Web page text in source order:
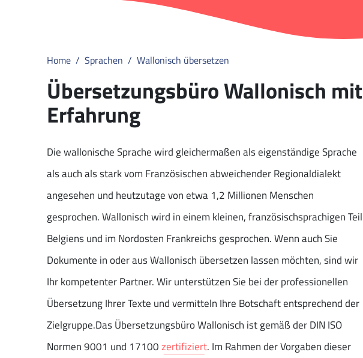
Home Sprachen Wallonisch übersetzen
Übersetzungsbüro Wallonisch mit
Erfahrung
Die wallonische Sprache wird gleichermaßen als eigenständige Sprache
als auch als stark vom Französischen abweichender Regionaldialekt
angesehen und heutzutage von etwa 1,2 Millionen Menschen
gesprochen. Wallonisch wird in einem kleinen, französischsprachigen Teil
Belgiens und im Nordosten Frankreichs gesprochen. Wenn auch Sie
Dokumente in oder aus Wallonisch übersetzen lassen möchten, sind wir
Ihr kompetenter Partner. Wir unterstützen Sie bei der professionellen
Übersetzung Ihrer Texte und vermitteln Ihre Botschaft entsprechend der
Zielgruppe.Das Übersetzungsbüro Wallonisch ist gemäß der DIN ISO
Normen 9001 und 17100zertifiziert. Im Rahmen der Vorgaben dieser